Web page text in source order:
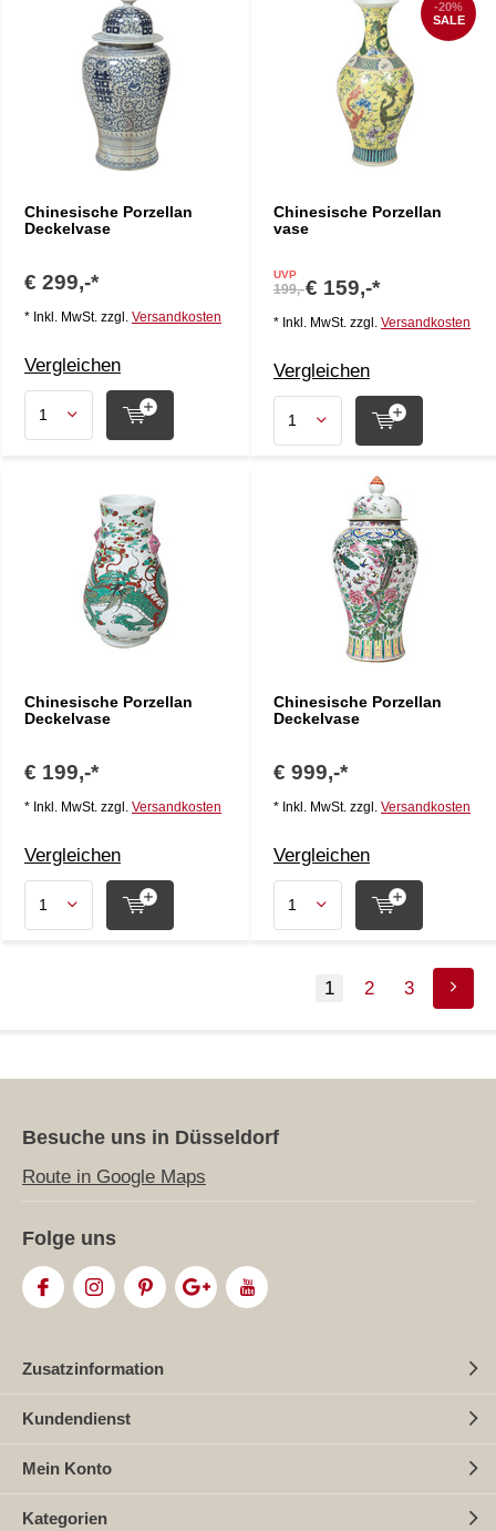
Chinesische Porzellan
Deckelvase
€ 299,-*
* Inkl. MwSt. zzgl. Versandkosten
Vergleichen
Chinesische Porzellan
vase
-20%
SALE
UVP
199,-€ 159,-*
* Inkl. MwSt. zzgl. Versandkosten
Vergleichen
Chinesische Porzellan
Deckelvase
€ 199,-*
* Inkl. MwSt. zzgl. Versandkosten
Vergleichen
Chinesische Porzellan
Deckelvase
€ 999,-*
* Inkl. MwSt. zzgl. Versandkosten
Vergleichen
1 2 3
Besuche uns in Düsseldorf
Route in Google Maps
Folge uns
Zusatzinformation
Kundendienst
Mein Konto
Kategorien